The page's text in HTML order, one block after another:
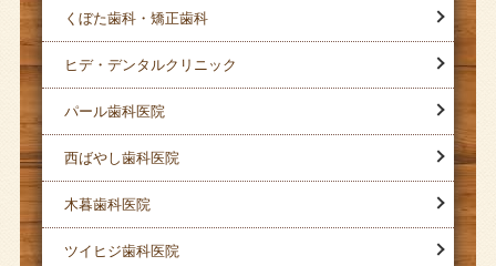
くぼた歯科・矯正歯科
ヒデ・デンタルクリニック
パール歯科医院
西ばやし歯科医院
木暮歯科医院
ツイヒジ歯科医院